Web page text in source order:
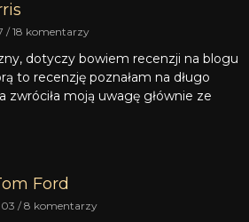
18 komentarzy
dotyczy bowiem recenzji na blogu
to recenzję poznałam na długo
zwróciła moją uwagę głównie ze
Ford
8 komentarzy